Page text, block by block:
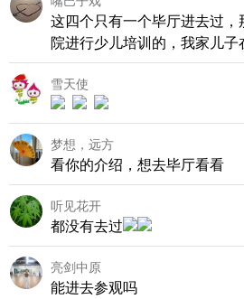
这四个只有一个毕厅进去过
院进行少儿培训的，我家儿
雪天使
梦想，远方
看你的介绍，想去毕厅看看
听见花开
都没有去过
亮剑中原
能进去参观吗